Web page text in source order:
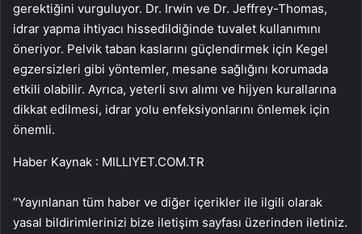
gerektiğini vurguluyor. Dr. Irwin ve Dr. Jeffrey-Thomas,
idrar yapma ihtiyacı hissedildiğinde tuvalet kullanımını
öneriyor. Pelvik taban kaslarını güçlendirmek için Kegel
egzersizleri gibi yöntemler, mesane sağlığını korumada
etkili olabilir. Ayrıca, yeterli sıvı alımı ve hijyen kurallarına
dikkat edilmesi, idrar yolu enfeksiyonlarını önlemek için
önemli.
Haber Kaynak : MILLIYET.COM.TR
“Yayınlanan tüm haber ve diğer içerikler ile ilgili olarak
yasal bildirimlerinizi bize iletişim sayfası üzerinden iletiniz.